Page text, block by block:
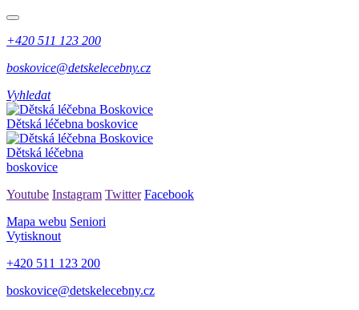
+420 511 123 200
boskovice@detskelecebny.cz
Vyhledat
Dětská léčebna boskovice
Dětská léčebna
boskovice
Youtube Instagram Twitter Facebook
Mapa webu Seniori
Vytisknout
+420 511 123 200
boskovice@detskelecebny.cz